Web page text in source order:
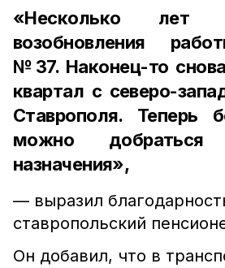
«Несколько
возобновления
№37. Наконец-то
квартал с северо-
Ставрополя. Теперь
можно
назначения»,
— выразил
ставропольский
Он добавил, что в